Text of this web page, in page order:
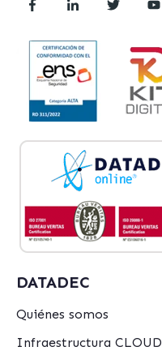
DATADEC
Quiénes somos
Infraestructura CLOUD